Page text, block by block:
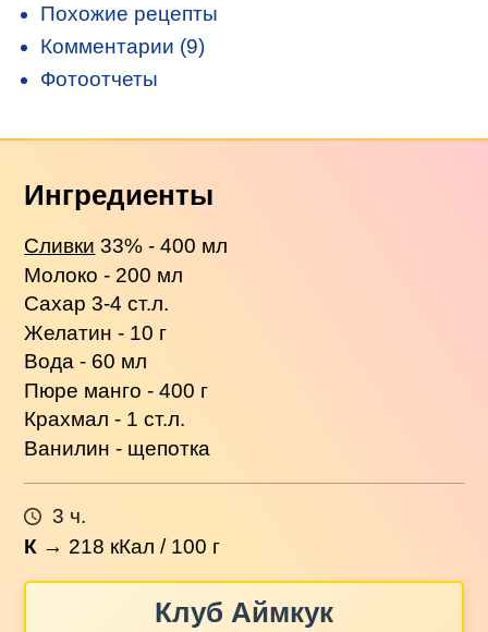
Похожие рецепты
Комментарии (9)
Фотоотчеты
Ингредиенты
Сливки 33% - 400 мл
Молоко - 200 мл
Сахар 3-4 ст.л.
Желатин - 10 г
Вода - 60 мл
Пюре манго - 400 г
Крахмал - 1 ст.л.
Ванилин - щепотка
3 ч.
К → 218 кКал / 100 г
Клуб Аймкук